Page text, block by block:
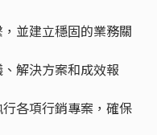
並建立穩固的業務關
解決方案和成效報
各項行銷專案，確保